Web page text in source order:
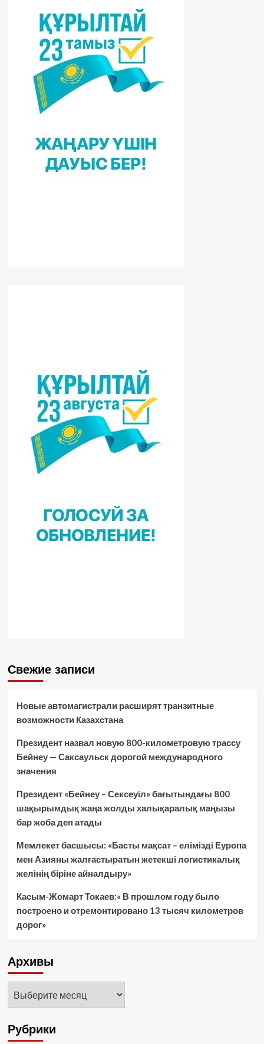
Свежие записи
Новые автомагистрали расширят транзитные
возможности Казахстана
Президент назвал новую 800-километровую трассу
Бейнеу — Саксаульск дорогой международного
значения
Президент «Бейнеу – Сексеуіл» бағытындағы 800
шақырымдық жаңа жолды халықаралық маңызы
бар жоба деп атады
Мемлекет басшысы: «Басты мақсат – елімізді Еуропа
мен Азияны жалғастыратын жетекші логистикалық
желінің біріне айналдыру»
Касым-Жомарт Токаев:« В прошлом году было
построено и отремонтировано 13 тысяч километров
дорог»
Архивы
Рубрики